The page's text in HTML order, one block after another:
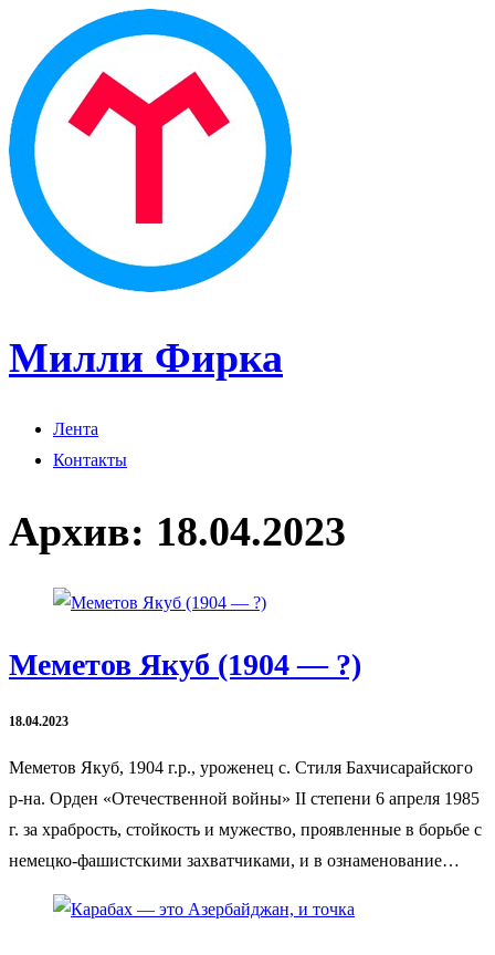
Милли Фирка
Лента
Контакты
Архив: 18.04.2023
Меметов Якуб (1904 — ?)
18.04.2023
Меметов Якуб, 1904 г.р., уроженец с. Стиля Бахчисарайского
р-на. Орден «Отечественной войны» II степени 6 апреля 1985
г. за храбрость, стойкость и мужество, проявленные в борьбе с
немецко-фашистскими захватчиками, и в ознаменование…